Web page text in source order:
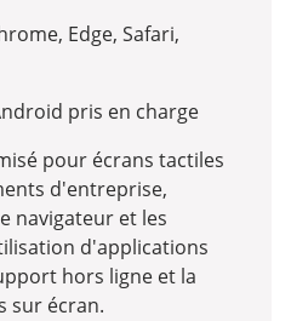
Edge, Safari,
pris en charge
pour écrans tactiles
d'entreprise,
navigateur et les
d'applications
hors ligne et la
sur écran.